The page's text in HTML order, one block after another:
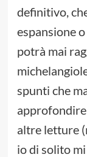
definitivo,
espansione
potrà mai
spunti che
approfondire
altre letture
io di solito